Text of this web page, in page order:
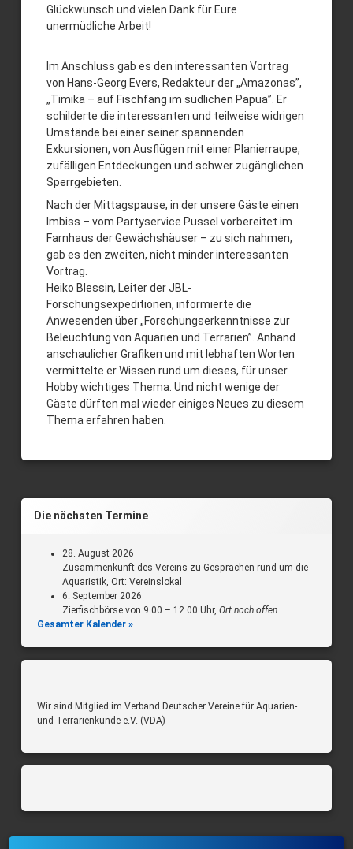
Glückwunsch und vielen Dank für Eure
unermüdliche Arbeit!
Im Anschluss gab es den interessanten Vortrag
von Hans-Georg Evers, Redakteur der „Amazonas”,
„Timika – auf Fischfang im südlichen Papua”. Er
schilderte die interessanten und teilweise widrigen
Umstände bei einer seiner spannenden
Exkursionen, von Ausflügen mit einer Planierraupe,
zufälligen Entdeckungen und schwer zugänglichen
Sperrgebieten.
Nach der Mittagspause, in der unsere Gäste einen
Imbiss – vom Partyservice Pussel vorbereitet im
Farnhaus der Gewächshäuser – zu sich nahmen,
gab es den zweiten, nicht minder interessanten
Vortrag.
Heiko Blessin, Leiter der JBL-
Forschungsexpeditionen, informierte die
Anwesenden über „Forschungserkenntnisse zur
Beleuchtung von Aquarien und Terrarien”. Anhand
anschaulicher Grafiken und mit lebhaften Worten
vermittelte er Wissen rund um dieses, für unser
Hobby wichtiges Thema. Und nicht wenige der
Gäste dürften mal wieder einiges Neues zu diesem
Thema erfahren haben.
Die nächsten Termine
28. August 2026
Zusammenkunft des Vereins zu Gesprächen rund um die
Aquaristik, Ort: Vereinslokal
6. September 2026
Zierfischbörse von 9.00 – 12.00 Uhr,Ort noch offen
Gesamter Kalender »
Wir sind Mitglied im Verband Deutscher Vereine für Aquarien-
und Terrarienkunde e.V. (VDA)